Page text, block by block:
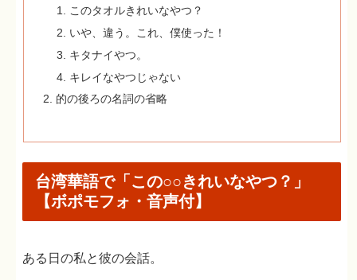
このタオルきれいなやつ？
いや、違う。これ、僕使った！
キタナイやつ。
キレイなやつじゃない
的の後ろの名詞の省略
台湾華語で「この○○きれいなやつ？」
【ボポモフォ・音声付】
ある日の私と彼の会話。